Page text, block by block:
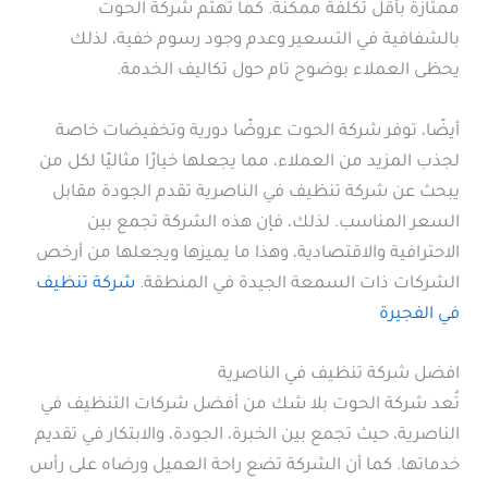
ممتازة بأقل تكلفة ممكنة. كما تهتم شركة الحوت
بالشفافية في التسعير وعدم وجود رسوم خفية، لذلك
يحظى العملاء بوضوح تام حول تكاليف الخدمة.
أيضًا، توفر شركة الحوت عروضًا دورية وتخفيضات خاصة
لجذب المزيد من العملاء، مما يجعلها خيارًا مثاليًا لكل من
يبحث عن شركة تنظيف في الناصرية تقدم الجودة مقابل
السعر المناسب. لذلك، فإن هذه الشركة تجمع بين
الاحترافية والاقتصادية، وهذا ما يميزها ويجعلها من أرخص
الشركات ذات السمعة الجيدة في المنطقة. شركة تنظيف
في الفجيرة
افضل شركة تنظيف في الناصرية
تُعد شركة الحوت بلا شك من أفضل شركات التنظيف في
الناصرية، حيث تجمع بين الخبرة، الجودة، والابتكار في تقديم
خدماتها. كما أن الشركة تضع راحة العميل ورضاه على رأس